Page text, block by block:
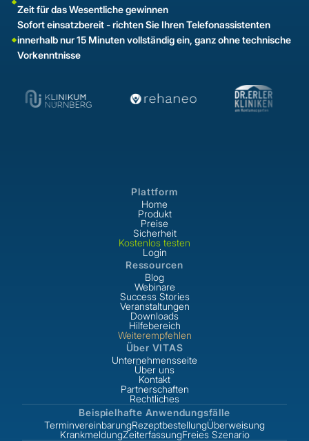
Zeit für das Wesentliche gewinnen
Sofort einsatzbereit - richten Sie Ihren Telefonassistenten
innerhalb nur 15 Minuten vollständig ein, ganz ohne technische
Vorkenntnisse
Plattform
Home
Produkt
Preise
Sicherheit
Kostenlos testen
Login
Ressourcen
Blog
Webinare
Success Stories
Veranstaltungen
Downloads
Hilfebereich
Weiterempfehlen
Über VITAS
Unternehmensseite
Über uns
Kontakt
Partnerschaften
Rechtliches
Beispielhafte Anwendungsfälle
TerminvereinbarungRezeptbestellungÜberweisung
KrankmeldungZeiterfassungFreies Szenario